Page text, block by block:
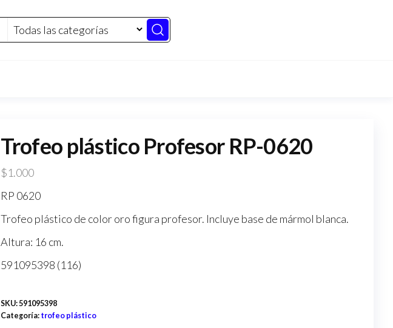
Trofeo plástico Profesor RP-0620
$1.000
RP 0620
Trofeo plástico de color oro figura profesor. Incluye base de mármol blanca.
Altura: 16 cm.
591095398 (116)
SKU:591095398
Categoría: trofeo plástico